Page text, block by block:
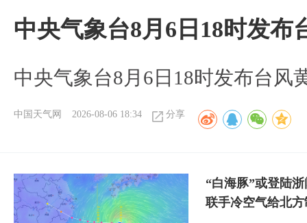
中央气象台8月6日18时发布
中央气象台8月6日18时发布台风
中国天气网 2026-08-06 18:34 分享
“白海豚”或登陆
联手冷空气给北